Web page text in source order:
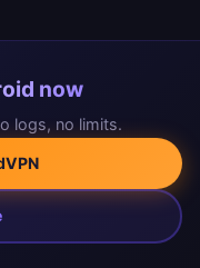
now
logs, no limits.